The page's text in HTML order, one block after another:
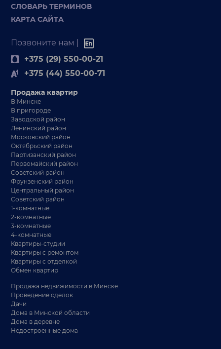
СЛОВАРЬ ТЕРМИНОВ
КАРТА САЙТА
Позвоните нам |
+375 (29) 550-00-21
+375 (44) 550-00-71
Продажа квартир
В Минске
В пригороде
Заводской район
Ленинский район
Московский район
Октябрьский район
Партизанский район
Первомайский район
Советский район
Фрунзенский район
Центральный район
Советский район
1-комнатные
2-комнатные
3-комнатные
4-комнатные
Квартиры-студии
Квартиры с ремонтом
Квартиры с отделкой
Обмен квартир
Продажа недвижимости в Минске
Проведение сделок
Дачи
Дома в Минской области
Дома в деревне
Недостроенные дома